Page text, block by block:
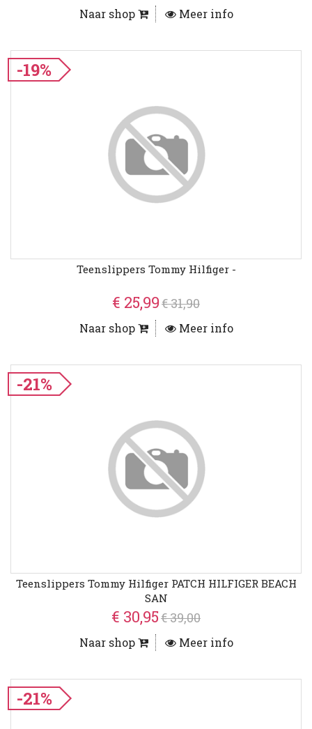
Naar shop Meer info
-19%
Teenslippers Tommy Hilfiger -
€ 25,99€ 31,90
Naar shop Meer info
-21%
Teenslippers Tommy Hilfiger PATCH HILFIGER BEACH
SAN
€ 30,95€ 39,00
Naar shop Meer info
-21%